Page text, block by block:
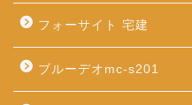
フォーサイト 宅建
ブルーデオmc-s201